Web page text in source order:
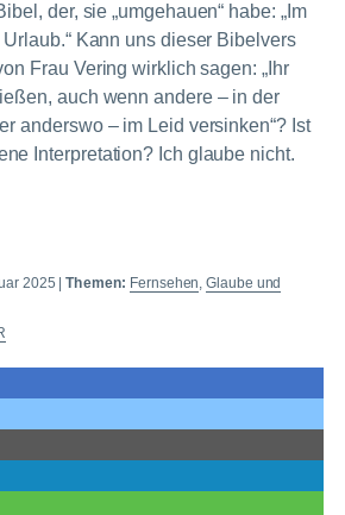
der, sie „umgehauen“ habe: „Im
Kann uns dieser Bibelvers
Frau Vering wirklich sagen: „Ihr
auch wenn andere – in der
anderswo – im Leid versinken“? Ist
Interpretation? Ich glaube nicht.
2025 |Themen: Fernsehen,Glaube und